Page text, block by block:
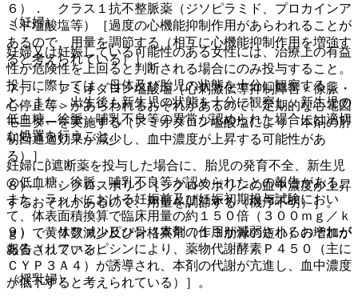
（妊婦）
妊婦又は妊娠している可能性のある女性には、治療上の有益
性が危険性を上回ると判断される場合にのみ投与すること。
投与に際しては、母体及び胎児の状態を十分に観察するこ
と。また、出生後も新生児の状態を十分に観察し、新生児の
低血糖、徐脈、哺乳不良等の異常が認められた場合には適切
な処置を行うこと。
妊婦にβ遮断薬を投与した場合に、胎児の発育不全、新生児
の低血糖、徐脈、哺乳不良等が認められたとの報告がある。
また、ラットにおける妊娠前及び妊娠初期投与試験におい
て、体表面積換算で臨床用量の約１５０倍（３００ｍｇ／ｋ
ｇ）で黄体数減少及び骨格異常（１３肋骨の短小）の増加が
報告されている。
（授乳婦）
６）． クラス１抗不整脈薬（ジソピラミド、プロカインア
ミド塩酸塩等）［過度の心機能抑制作用があらわれることが
あるので、用量を調節する（相互に心機能抑制作用を増強す
ると考えられている）］。
７）． アミオダロン塩酸塩［心刺激伝導抑制障害＜徐脈・
心停止等＞があらわれるおそれがあるので、定期的な心電図
モニターを実施する（アミオダロン塩酸塩により、本剤の肝
初回通過効果が減少し、血中濃度が上昇する可能性があ
る）］。
８）． シクロスポリン［シクロスポリンの血中濃度が上昇
するおそれがあるので、用量を調節する（機序不明）］。
９）． リファンピシン［本剤の作用が減弱されるおそれが
ある（リファンピシンにより、薬物代謝酵素Ｐ４５０（主に
ＣＹＰ３Ａ４）が誘導され、本剤の代謝が亢進し、血中濃度
が低下すると考えられている）］。